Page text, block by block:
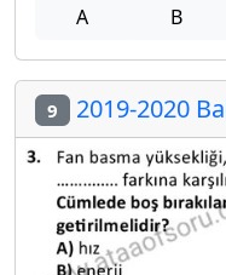
A B
9 2019-2020